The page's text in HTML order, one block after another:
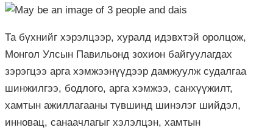
Та бүхнийг хэрэлцээр, хуралд идэвхтэй оролцож,
Монгол Улсын Павильонд зохион байгуулагдах
зэрэгцээ арга хэмжээнүүдээр дамжуулж судалгаа
шинжилгээ, бодлого, арга хэмжээ, санхүүжилт,
хамтын ажиллагааны түвшинд шинэлэг шийдэл,
инновац, санаачлагыг хэлэлцэн, хамтын